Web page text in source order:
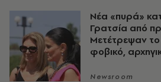
Νέα «πυρά»
Γρατσία από
Μετέτρεψαν το
φοβικό,
Newsroom